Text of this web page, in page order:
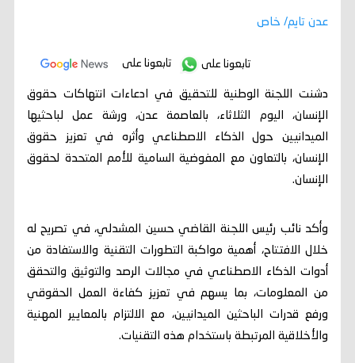
عدن تايم/ خاص
تابعونا على تابعونا على
دشنت اللجنة الوطنية للتحقيق في ادعاءات انتهاكات حقوق
الإنسان، اليوم الثلاثاء، بالعاصمة عدن، ورشة عمل لباحثيها
الميدانيين حول الذكاء الاصطناعي وأثره في تعزيز حقوق
الإنسان، بالتعاون مع المفوضية السامية للأمم المتحدة لحقوق
الإنسان.
وأكد نائب رئيس اللجنة القاضي حسين المشدلي، في تصريح له
خلال الافتتاح، أهمية مواكبة التطورات التقنية والاستفادة من
أدوات الذكاء الاصطناعي في مجالات الرصد والتوثيق والتحقق
من المعلومات، بما يسهم في تعزيز كفاءة العمل الحقوقي
ورفع قدرات الباحثين الميدانيين، مع الالتزام بالمعايير المهنية
والأخلاقية المرتبطة باستخدام هذه التقنيات.